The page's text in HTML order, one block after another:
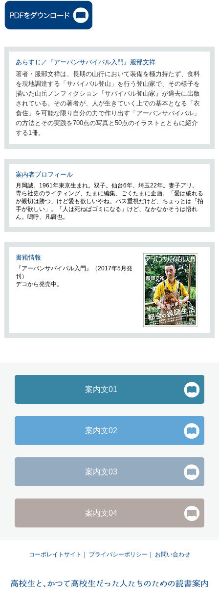
あらすじ／『アーバンサバイバル入門』服部文祥
著者・服部文祥は、長期の山行において装備を極力持たず、食料
を現地調達する「サバイバル登山」を行う登山家で、その様子を
描いた山岳ノンフィクション『サバイバル登山家』が過去に出版
されている。その著者が、人が生きていく上での基本となる「衣
食住」を可能な限り自分の力で作り出す「アーバンサバイバル」
の方法とその実践を700点の写真と50点のイラストとともに紹介
する1冊。
案内者プロフィール
月岡誠。1961年東京生まれ。双子。仙台6年、埼玉22年。妻子アリ。
専ら社史のライティング、たまに編集、ごくたまに企画。「愛は破れる
が親切は勝つ」けど愛も欲しいやね。パス重視だけど、ちょっとは「拍
手が欲しい」。「人は死ねばゴミになる」けど、なかなかそうは悟れ
ん。嗚呼、凡庸也。
書籍情報
『アーバンサバイバル入門』（2017年5月発
刊）
デコから発売中。
案内文01
案内文02
案内文03
案内文04
コーポレイトサイト ｜ プライバシーポリシー ｜ お問い合わせ